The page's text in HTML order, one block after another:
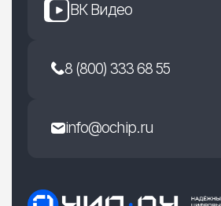
ВК Видео
8 (800) 333 68 55
info@ochip.ru